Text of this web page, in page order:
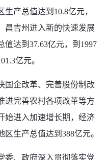
产总值达到10.8亿元，
昌吉州进入新的快速发展
值达到37.63亿元，到1997
亿元。
企改革、完善股份制改
进完善农村各项改革等方
始进入加速增长期，经济
生产总值达到388亿元。
、政府深入贯彻落实党